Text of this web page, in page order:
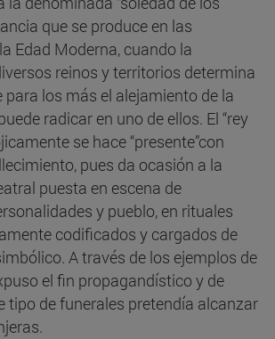
que se produce en las
Edad Moderna, cuando la
reinos y territorios determina
los más el alejamiento de la
radicar en uno de ellos. El “rey
se hace “presente”con
pues da ocasión a la
puesta en escena de
y pueblo, en rituales
codificados y cargados de
A través de los ejemplos de
el fin propagandístico y de
tipo de funerales pretendía alcanzar